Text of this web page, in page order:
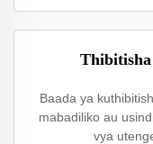
Thibitisha
Baada ya
mabadiliko au
vya